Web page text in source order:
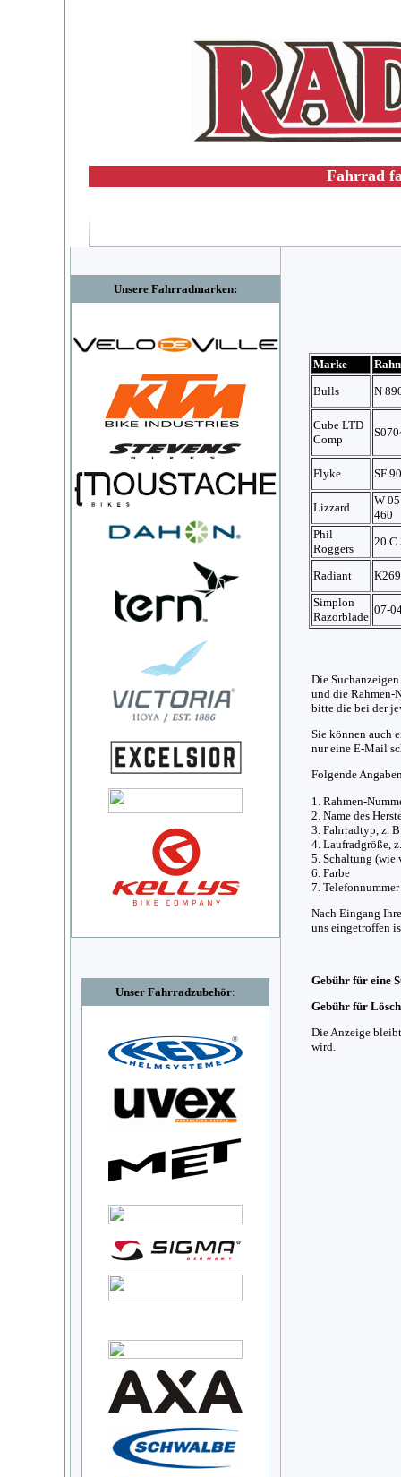
Fahrrad
Unsere Fahrradmarken:
Unser Fahrradzubehör:
Marke
Bulls
N
Cube LTD
Comp
Flyke SF
Lizzard
W
460
Phil
Roggers
20 C
Radiant
Simplon
Razorblade
07-
Die
und die Rahmen-
bitte die bei der
Sie können auch
nur eine E-Mail
Folgende
1. Rahmen-
2. Name des
3. Fahrradtyp, z.
4. Laufradgröße,
5. Schaltung (wie
6. Farbe
7. Telefonnummer
Nach Eingang
uns eingetroffen
Gebühr für eine
Gebühr für
Die Anzeige
wird.